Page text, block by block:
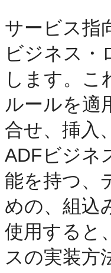
サービス指
ビジネス・
します。こ
ルールを適
合せ、挿入
ADFビジネ
能を持つ、
めの、組込
使用すると
スの実装方